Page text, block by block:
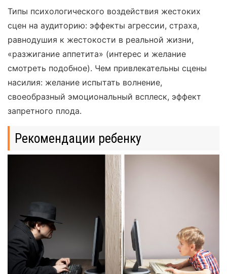
Типы психологического воздействия жестоких
сцен на аудиторию: эффекты агрессии, страха,
равнодушия к жестокости в реальной жизни,
«разжигание аппетита» (интерес и желание
смотреть подобное). Чем привлекательны сцены
насилия: желание испытать волнение,
своеобразный эмоциональный всплеск, эффект
запретного плода.
Рекомендации ребенку